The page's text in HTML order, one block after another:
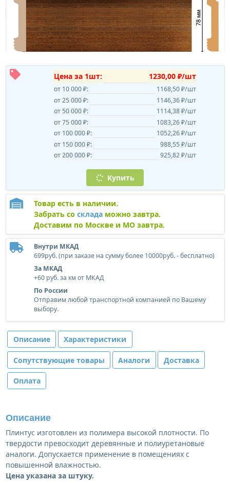
Цена за 1шт: 1230,00 ₽/шт
от 10 000 ₽:
1168,50 ₽/шт
от 25 000 ₽:
1146,36 ₽/шт
от 50 000 ₽:
1114,38 ₽/шт
от 75 000 ₽:
1083,26 ₽/шт
от 100 000 ₽:
1052,26 ₽/шт
от 150 000 ₽:
988,55 ₽/шт
от 200 000 ₽:
925,82 ₽/шт
Купить
Товар есть в наличии.
Забрать со складаможно завтра.
Доставим по Москве и МО завтра.
Внутри МКАД
699руб. (при заказе на сумму более 10000руб. - бесплатно)
За МКАД
+60 руб. за км от МКАД
По России
Отправим любой транспортной компанией по Вашему
выбору.
Описание Характеристики
Сопутствующие товары Аналоги Доставка
Оплата
Описание
Плинтус изготовлен из полимера высокой плотности. По
твердости превосходит деревянные и полиуретановые
аналоги. Допускается применение в помещениях с
повышенной влажностью.
Цена указана за штуку.